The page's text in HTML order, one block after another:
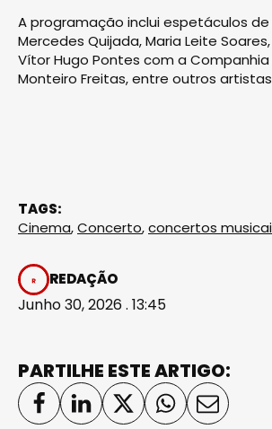
A programação inclui espetáculos de
Mercedes Quijada, Maria Leite
Vítor Hugo Pontes com a Companhia
Monteiro Freitas, entre outros
TAGS:
Cinema,Concerto,concertos
REDAÇÃO
Junho 30, 2026 . 13:45
PARTILHE ESTE ARTIGO: